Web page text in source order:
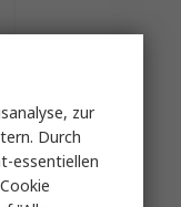
zur
Durch
essentiellen